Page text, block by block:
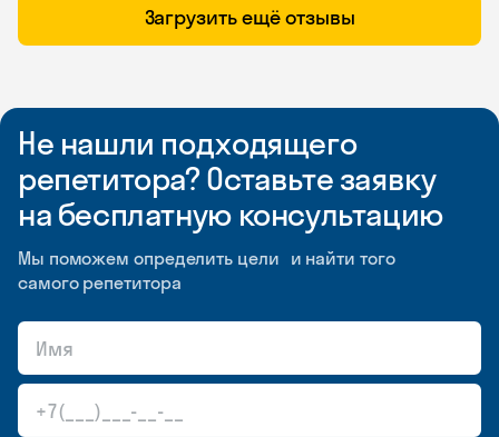
Загрузить ещё отзывы
Не нашли подходящего
репетитора? Оставьте заявку
на бесплатную консультацию
Мы поможем определить цели и найти того
самого репетитора